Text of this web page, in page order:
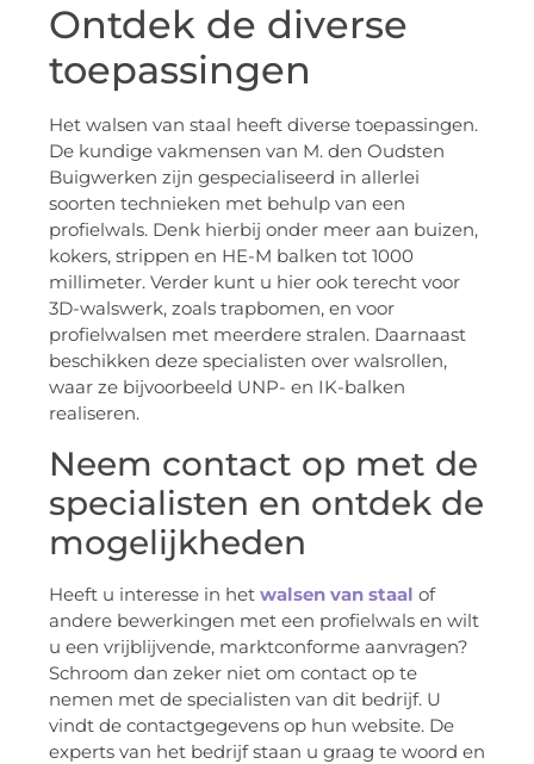
Ontdek de diverse
toepassingen
Het walsen van staal heeft diverse toepassingen.
De kundige vakmensen van M. den Oudsten
Buigwerken zijn gespecialiseerd in allerlei
soorten technieken met behulp van een
profielwals. Denk hierbij onder meer aan buizen,
kokers, strippen en HE-M balken tot 1000
millimeter. Verder kunt u hier ook terecht voor
3D-walswerk, zoals trapbomen, en voor
profielwalsen met meerdere stralen. Daarnaast
beschikken deze specialisten over walsrollen,
waar ze bijvoorbeeld UNP- en IK-balken
realiseren.
Neem contact op met de
specialisten en ontdek de
mogelijkheden
Heeft u interesse in het walsen van staal of
andere bewerkingen met een profielwals en wilt
u een vrijblijvende, marktconforme aanvragen?
Schroom dan zeker niet om contact op te
nemen met de specialisten van dit bedrijf. U
vindt de contactgegevens op hun website. De
experts van het bedrijf staan u graag te woord en